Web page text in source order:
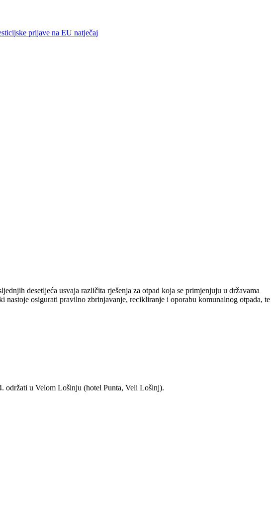
prijave na EU natječaj
desetljeća usvaja različita rješenja za otpad koja se primjenjuju u državama
osigurati pravilno zbrinjavanje, recikliranje i oporabu komunalnog otpada, te
održati u Velom Lošinju (hotel Punta, Veli Lošinj).